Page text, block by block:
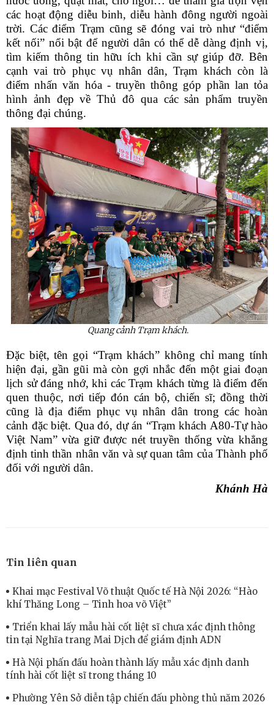
các hoạt động diễu binh, diễu hành đông người ngoài
trời. Các điểm Trạm cũng sẽ đóng vai trò như “điểm
kết nối” nổi bật để người dân có thể dễ dàng định vị,
tìm kiếm thông tin hữu ích khi cần sự giúp đỡ. Bên
cạnh vai trò phục vụ nhân dân, Trạm khách còn là
điểm nhấn văn hóa - truyền thông góp phần lan tỏa
hình ảnh đẹp về Thủ đô qua các sản phẩm truyền
thông đại chúng.
Quang cảnh Trạm khách.
Đặc biệt, tên gọi “Trạm khách” không chỉ mang tính
hiện đại, gần gũi mà còn gợi nhắc đến một giai đoạn
lịch sử đáng nhớ, khi các Trạm khách từng là điểm đến
quen thuộc, nơi tiếp đón cán bộ, chiến sĩ; đồng thời
cũng là địa điểm phục vụ nhân dân trong các hoàn
cảnh đặc biệt. Qua đó, dự án “Trạm khách A80-Tự hào
Việt Nam” vừa giữ được nét truyền thống vừa khẳng
định tinh thần nhân văn và sự quan tâm của Thành phố
đối với người dân.
Khánh Hà
Tin liên quan
Khai mạc Festival Võ thuật Quốc tế Hà Nội 2026: “Hào
khí Thăng Long – Tinh hoa võ Việt”
Triển khai lấy mẫu hài cốt liệt sĩ chưa xác định thông
tin tại Nghĩa trang Mai Dịch để giám định ADN
Hà Nội phấn đấu hoàn thành lấy mẫu xác định danh
tính hài cốt liệt sĩ trong tháng 10
Phường Yên Sở diễn tập chiến đấu phòng thủ năm 2026